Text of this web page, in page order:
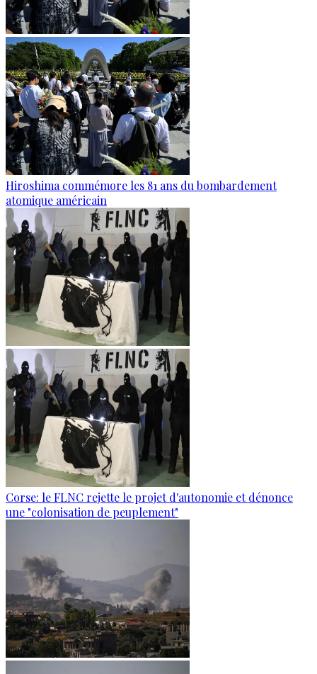
Hiroshima commémore les 81 ans du bombardement
atomique américain
Corse: le FLNC rejette le projet d'autonomie et dénonce
une "colonisation de peuplement"